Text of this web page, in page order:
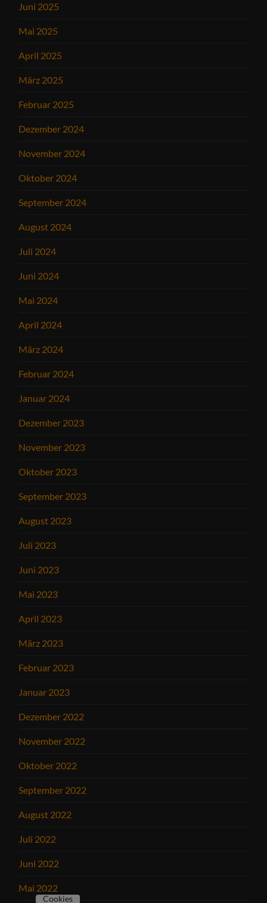
Juni 2025
Mai 2025
April 2025
März 2025
Februar 2025
Dezember 2024
November 2024
Oktober 2024
September 2024
August 2024
Juli 2024
Juni 2024
Mai 2024
April 2024
März 2024
Februar 2024
Januar 2024
Dezember 2023
November 2023
Oktober 2023
September 2023
August 2023
Juli 2023
Juni 2023
Mai 2023
April 2023
März 2023
Februar 2023
Januar 2023
Dezember 2022
November 2022
Oktober 2022
September 2022
August 2022
Juli 2022
Juni 2022
Mai 2022
Cookies